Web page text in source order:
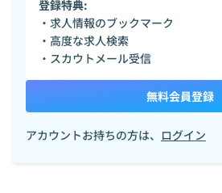
登録特典:
・求人情報のブックマーク
・高度な求人検索
・スカウトメール受信
無料会員登録
アカウントお持ちの方は、 ログイン